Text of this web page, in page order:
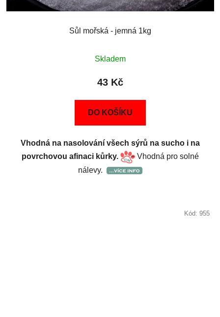
Sůl mořská - jemná 1kg
Skladem
43 Kč
DO KOŠÍKU
Vhodná na nasolování všech sýrů na sucho i na
povrchovou afinaci kůrky.
Vhodná pro solné
nálevy.
Kód: 955